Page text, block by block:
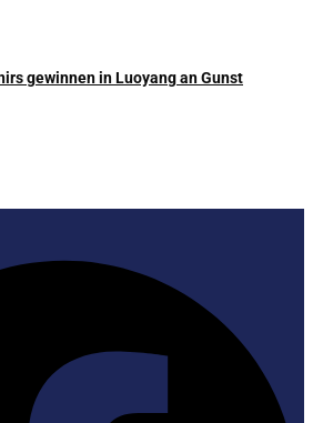
gewinnen in Luoyang an Gunst